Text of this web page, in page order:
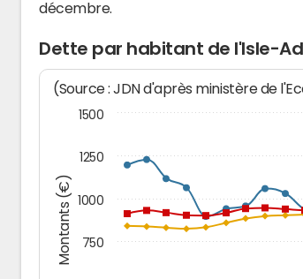
décembre.
Dette par habitant de l'Isle-
Montants (€)
(Source : JDN d'après ministère de
750
1000
1250
1500